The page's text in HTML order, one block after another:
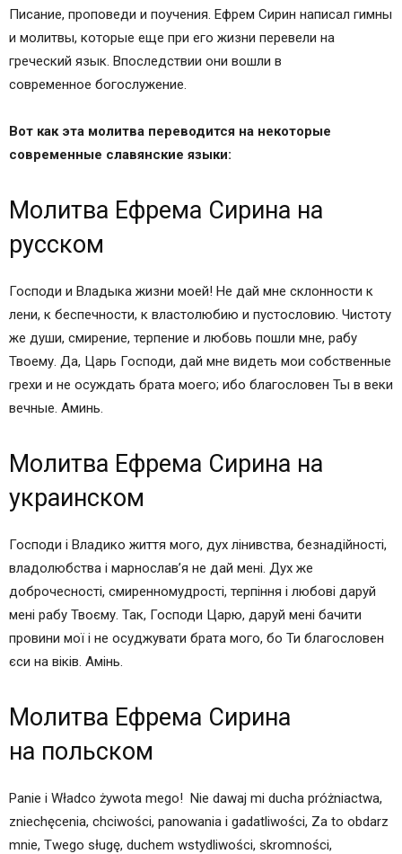
Писание, проповеди и поучения. Ефрем Сирин написал гимны
и молитвы, которые еще при его жизни перевели на
греческий язык. Впоследствии они вошли в
современное богослужение.
Вот как эта молитва переводится на некоторые
современные славянские языки:
Молитва Ефрема Сирина на
русском
Господи и Владыка жизни моей! Не дай мне склонности к
лени, к беспечности, к властолюбию и пустословию. Чистоту
же души, смирение, терпение и любовь пошли мне, рабу
Твоему. Да, Царь Господи, дай мне видеть мои собственные
грехи и не осуждать брата моего; ибо благословен Ты в веки
вечные. Аминь.
Молитва Ефрема Сирина на
украинском
Господи і Владико життя мого, дух лінивства, безнадійності,
владолюбства і марнослав’я не дай мені. Дух же
доброчесності, смиренномудрості, терпіння і любові даруй
мені рабу Твоєму. Так, Господи Царю, даруй мені бачити
провини мої і не осуджувати брата мого, бо Ти благословен
єси на віків. Амінь.
Молитва Ефрема Сирина
на польском
Panie i Władco żywota mego! Nie dawaj mi ducha próżniactwa,
zniechęcenia, chciwości, panowania i gadatliwości, Za to obdarz
mnie, Twego sługę, duchem wstydliwości, skromności,